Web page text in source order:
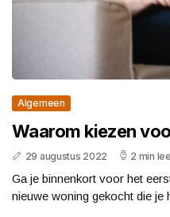
Algemeen
Waarom kiezen
29 augustus 2022 2 min
Ga je binnenkort voor het
nieuwe woning gekocht die je